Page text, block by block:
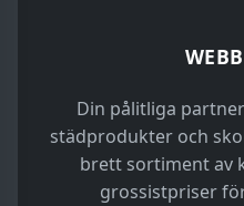
Din pålitliga
städprodukter och
brett sortiment av
grossistpriser